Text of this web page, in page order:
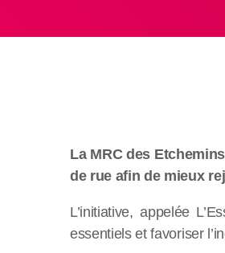
La MRC des
de rue afin de mieux
L’initiative, appelée
essentiels et favoriser